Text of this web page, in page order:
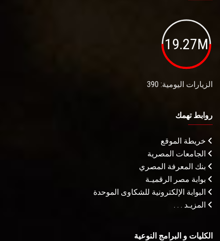
19.27M
الزيارات اليومية: 390
روابط تهمك
خريطة الموقع
الجامعات المصرية
بنك المعرفة المصري
بوابة مصر الرقميـة
البوابة الإلكترونية للشكاوى الموحدة
المزيـد . . .
الكليات و البرامج النوعية